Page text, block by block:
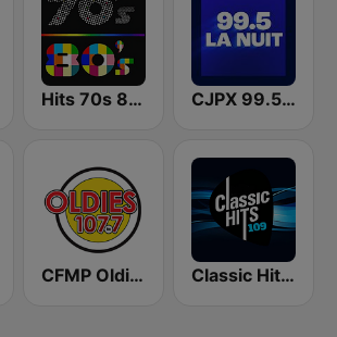
Hits 70s 80s CJPX 99.5 MTL
CFMP Oldies 107.7 FM Classic Hits 109 - 70s 80s 90s